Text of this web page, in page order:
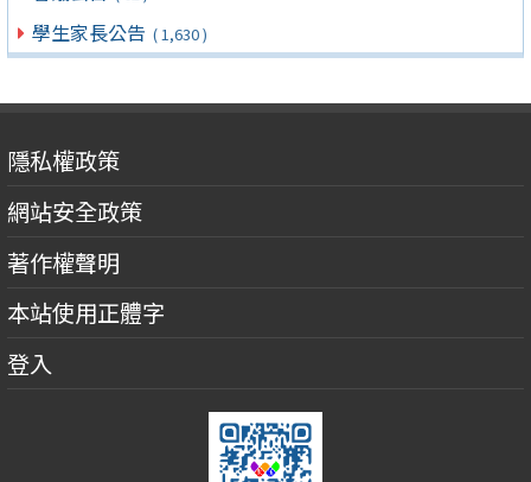
學生家長公告 ( 1,630 )
隱私權政策
網站安全政策
著作權聲明
本站使用正體字
登入